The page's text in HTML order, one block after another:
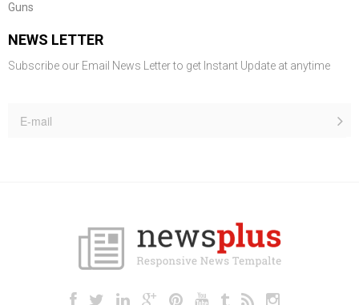
Guns
NEWS LETTER
Subscribe our Email News Letter to get Instant Update at anytime